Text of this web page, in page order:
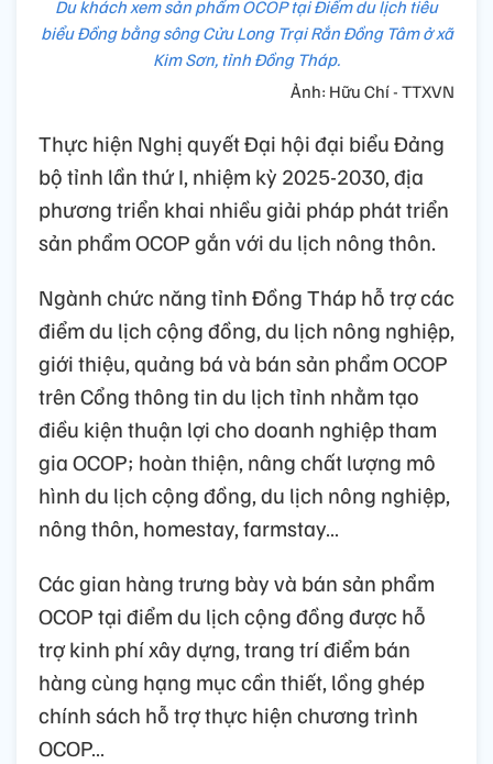
Du khách xem sản phẩm OCOP tại Điểm du lịch tiêu
biểu Đồng bằng sông Cửu Long Trại Rắn Đồng Tâm ở xã
Kim Sơn, tỉnh Đồng Tháp.
Ảnh: Hữu Chí - TTXVN
Thực hiện Nghị quyết Đại hội đại biểu Đảng
bộ tỉnh lần thứ I, nhiệm kỳ 2025-2030, địa
phương triển khai nhiều giải pháp phát triển
sản phẩm OCOP gắn với du lịch nông thôn.
Ngành chức năng tỉnh Đồng Tháp hỗ trợ các
điểm du lịch cộng đồng, du lịch nông nghiệp,
giới thiệu, quảng bá và bán sản phẩm OCOP
trên Cổng thông tin du lịch tỉnh nhằm tạo
điều kiện thuận lợi cho doanh nghiệp tham
gia OCOP; hoàn thiện, nâng chất lượng mô
hình du lịch cộng đồng, du lịch nông nghiệp,
nông thôn, homestay, farmstay…
Các gian hàng trưng bày và bán sản phẩm
OCOP tại điểm du lịch cộng đồng được hỗ
trợ kinh phí xây dựng, trang trí điểm bán
hàng cùng hạng mục cần thiết, lồng ghép
chính sách hỗ trợ thực hiện chương trình
OCOP…